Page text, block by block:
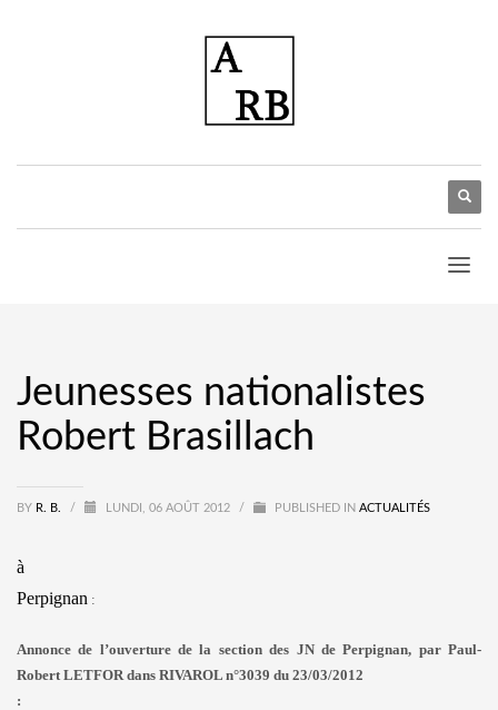
Jeunesses nationalistes
Robert Brasillach
BY R. B. / LUNDI, 06 AOÛT 2012 / PUBLISHED IN ACTUALITÉS
à
Perpignan :
Annonce de l’ouverture de la section des JN de Perpignan, par Paul-
Robert LETFOR dans RIVAROL n°3039 du 23/03/2012
: